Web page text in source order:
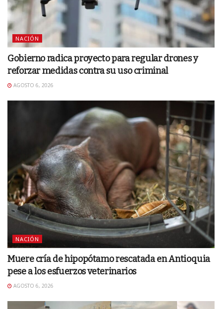
NACIÓN
Gobierno radica proyecto para regular drones y
reforzar medidas contra su uso criminal
AGOSTO 6, 2026
NACIÓN
Muere cría de hipopótamo rescatada en Antioquia
pese a los esfuerzos veterinarios
AGOSTO 6, 2026